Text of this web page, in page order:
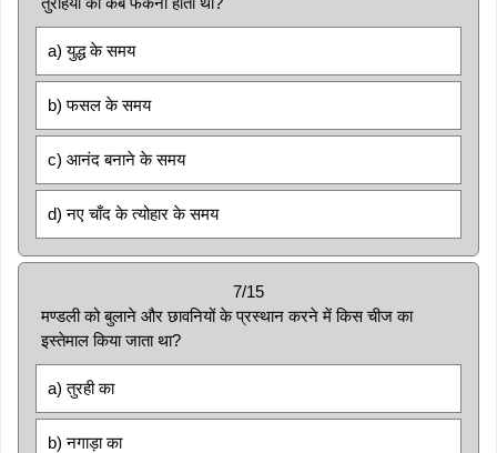
a) युद्ध के समय
b) फसल के समय
c) आनंद बनाने के समय
d) नए चाँद के त्योहार के समय
7/15
मण्डली को बुलाने और छावनियों के प्रस्थान करने में किस चीज का
इस्तेमाल किया जाता था?
a) तुरही का
b) नगाड़ा का